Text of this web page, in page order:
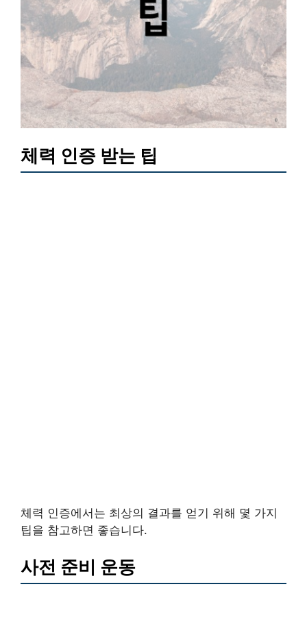
체력 인증 받는 팁
체력 인증에서는 최상의 결과를 얻기 위해 몇 가지
팁을 참고하면 좋습니다.
사전 준비 운동